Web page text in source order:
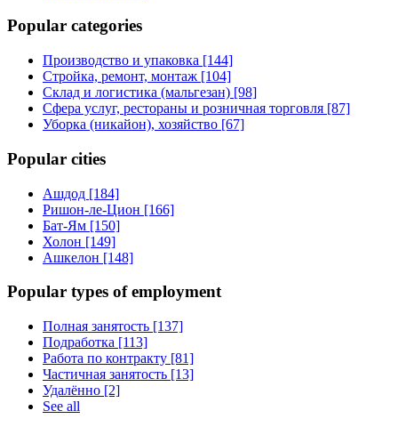
Popular categories
Производство и упаковка [144]
Стройка, ремонт, монтаж [104]
Склад и логистика (мальгезан) [98]
Сфера услуг, рестораны и розничная торговля [87]
Уборка (никайон), хозяйство [67]
Popular cities
Ашдод [184]
Ришон-ле-Цион [166]
Бат-Ям [150]
Холон [149]
Ашкелон [148]
Popular types of employment
Полная занятость [137]
Подработка [113]
Работа по контракту [81]
Частичная занятость [13]
Удалённо [2]
See all